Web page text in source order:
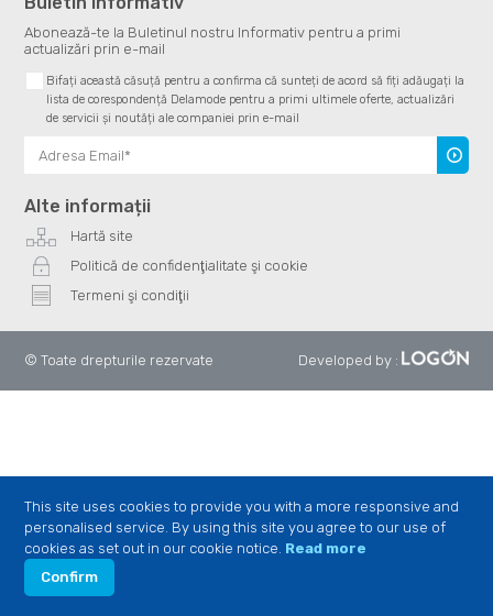
Abonează-te la Buletinul nostru Informativ pentru a primi
actualizări prin e-mail
Bifați această căsuță pentru a confirma că sunteți de acord să fiți adăugați la
lista de corespondență Delamode pentru a primi ultimele oferte, actualizări
de servicii și noutăți ale companiei prin e-mail
Alte informații
Hartă site
Politică de confidenţialitate şi cookie
Termeni şi condiţii
© Toate drepturile rezervate Developed by :
This site uses cookies to provide you with a more responsive and
personalised service. By using this site you agree to our use of
cookies as set out in our cookie notice. Read more
Confirm